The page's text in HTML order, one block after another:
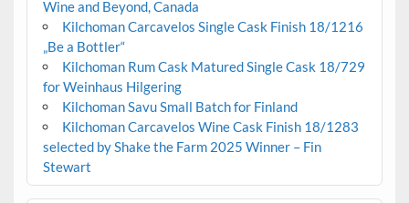
Wine and Beyond, Canada
Kilchoman Carcavelos Single Cask Finish 18/1216
„Be a Bottler“
Kilchoman Rum Cask Matured Single Cask 18/729
for Weinhaus Hilgering
Kilchoman Savu Small Batch for Finland
Kilchoman Carcavelos Wine Cask Finish 18/1283
selected by Shake the Farm 2025 Winner – Fin
Stewart